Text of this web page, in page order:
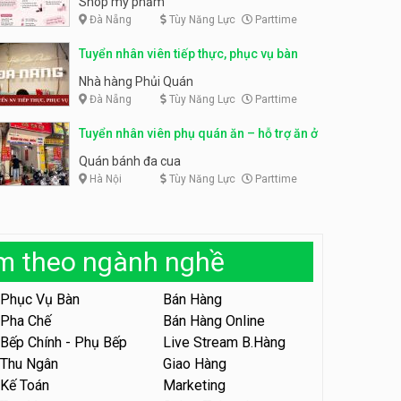
trực page, thu ngân parttime
GRAVI ESCAPE ROOM
Tuyển nhân viên bán hàng,
KIBO KIDS
Tuyển nhân viên edit ảnh,
Công ty
Tuyển nhân viên tiếp thực,
Tuyển nhân viên phục vụ ca
tối – quán kem dừa
Quán kem dừa
Tuyển nhân viên phụ bếp –
Bún Đậu Mắm Tôm – Bếp
Bún Đậu Mắm Tôm - Bếp Tiên
Đà Nẵng Tùy Năng Lực Parttime
Tuyển nhân viên tiếp thực, phục vụ bàn
Nhà hàng Phủi Quán
Đà Nẵng Tùy Năng Lực Parttime
Tuyển nhân viên phụ quán ăn – hỗ trợ ăn ở
Quán bánh đa cua
Hà Nội Tùy Năng Lực Parttime
theo ngành nghề
Phục Vụ Bàn
Bán Hàng
Pha Chế
Bán Hàng Online
Bếp Chính - Phụ Bếp
Live Stream B.Hàng
Thu Ngân
Giao Hàng
Kế Toán
Marketing